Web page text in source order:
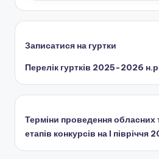
Записатися на гуртки
Перелік гуртків 2025-2026
Терміни проведення обласних
етапів конкурсів на І